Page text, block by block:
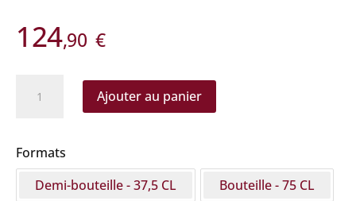
124,90 €
-
Spécial
Cuvée
Ajouter au panier
Formats
Demi-bouteille - 37,5 CL
Bouteille - 75 CL